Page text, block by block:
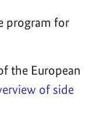
program for
the European
of side